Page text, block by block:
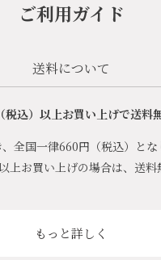
ご利用ガイド
送料について
税込）以上お買い上げで送料
全国一律660円（税込）と
上お買い上げの場合は、送
もっと詳しく
展示会情報